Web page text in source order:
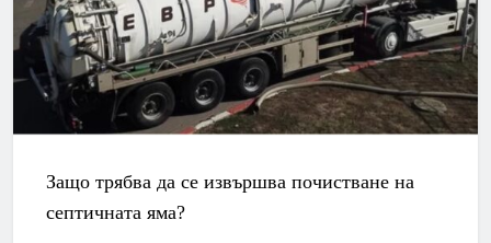
Защо трябва да се извършва почистване на
септичната яма?